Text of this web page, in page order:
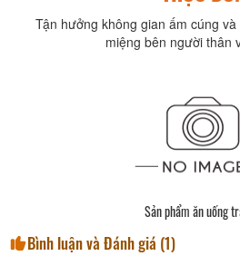
Tận hưởng không gian ấm cúng
miệng bên người thân
Sản phẩm ăn uống
Bình luận và Đánh giá (1)